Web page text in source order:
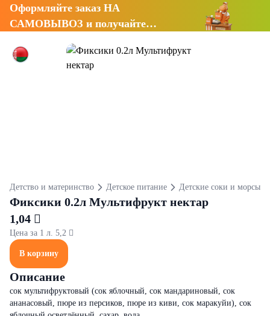
Оформляйте заказ НА
САМОВЫВОЗ и получайте
Детство и материнство Детское питание Детские соки и морсы
Фиксики 0.2л Мультифрукт нектар
1,04 
Цена за 1 л. 5,2 
В корзину
Описание
сок мультифруктовый (сок яблочный, сок мандариновый, сок
ананасовый, пюре из персиков, пюре из киви, сок маракуйи), сок